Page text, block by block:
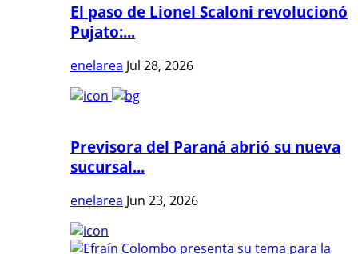
El paso de Lionel Scaloni revolucionó
Pujato:...
enelarea Jul 28, 2026
Previsora del Paraná abrió su nueva
sucursal...
enelarea Jun 23, 2026